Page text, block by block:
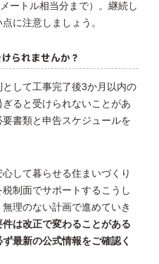
ートル相当分まで）。継続し
に注意しましょう。
られませんか？
として工事完了後3か月以内の
ると受けられないことがあ
書類と申告スケジュールを
して暮らせる住まいづくり
制面でサポートするこうし
理のない計画で進めていき
は改正で変わることがある
最新の公式情報をご確認く